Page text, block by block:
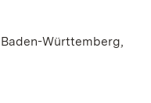
Württemberg,